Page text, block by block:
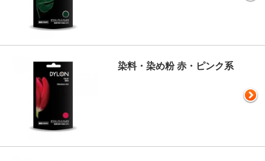
染料・染め粉 赤・ピンク系